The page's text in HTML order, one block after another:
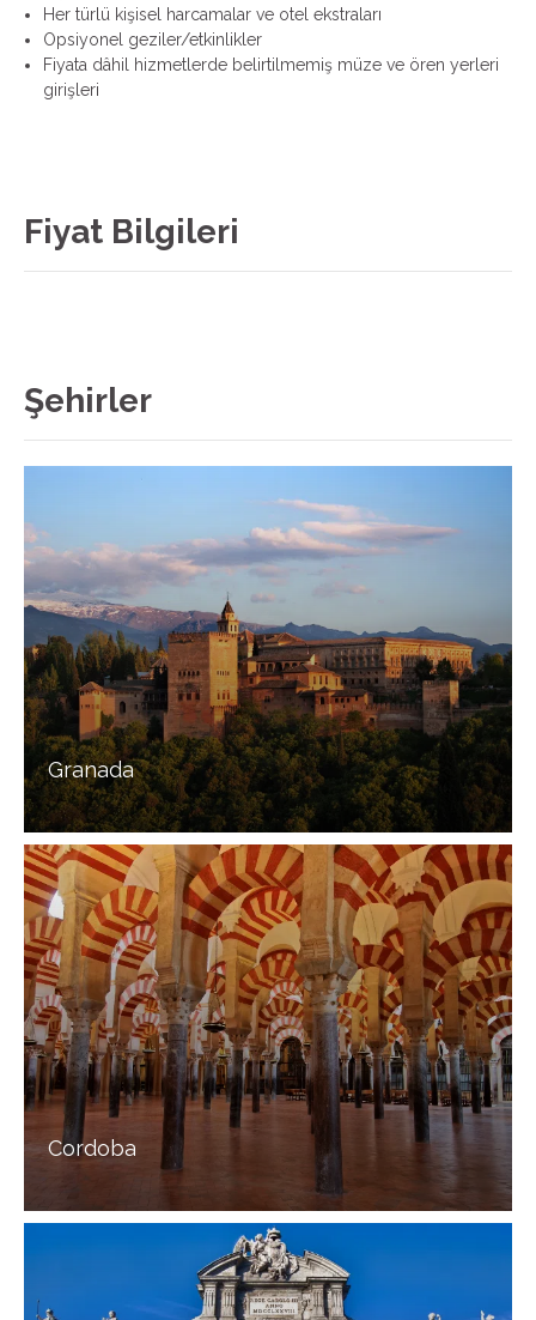
Her türlü kişisel harcamalar ve otel ekstraları
Opsiyonel geziler/etkinlikler
Fiyata dâhil hizmetlerde belirtilmemiş müze ve ören yerleri
girişleri
Fiyat Bilgileri
Şehirler
Granada
Cordoba